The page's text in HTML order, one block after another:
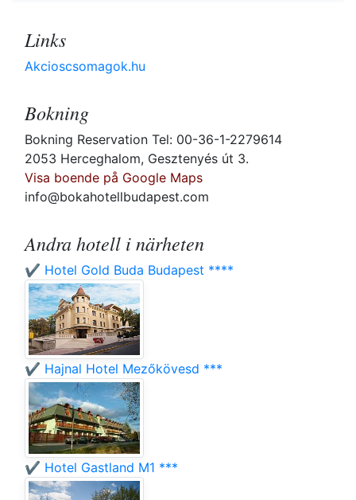
Links
Akcioscsomagok.hu
Bokning
Bokning Reservation Tel: 00-36-1-2279614
2053 Herceghalom, Gesztenyés út 3.
Visa boende på Google Maps
info@bokahotellbudapest.com
Andra hotell i närheten
✔️ Hotel Gold Buda Budapest ****
✔️ Hajnal Hotel Mezőkövesd ***
✔️ Hotel Gastland M1 ***